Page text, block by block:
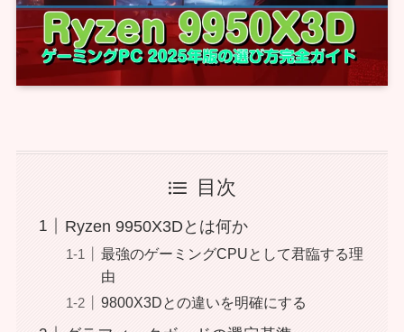
目次
Ryzen 9950X3Dとは何か
最強のゲーミングCPUとして君臨する理
由
9800X3Dとの違いを明確にする